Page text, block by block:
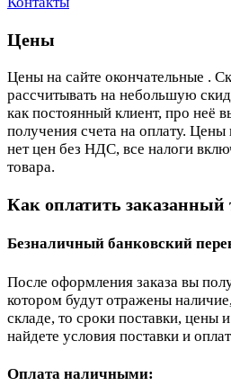
Цены
Цены на сайте окончательные .
рассчитывать на небольшую
как постоянный клиент, про неё
получения счета на оплату. Цены
нет цен без НДС, все налоги
товара.
Как оплатить заказанный
Безналичный банковский
После оформления заказа вы
котором будут отражены
складе, то сроки поставки, цены
найдете условия поставки и
Оплата наличными: